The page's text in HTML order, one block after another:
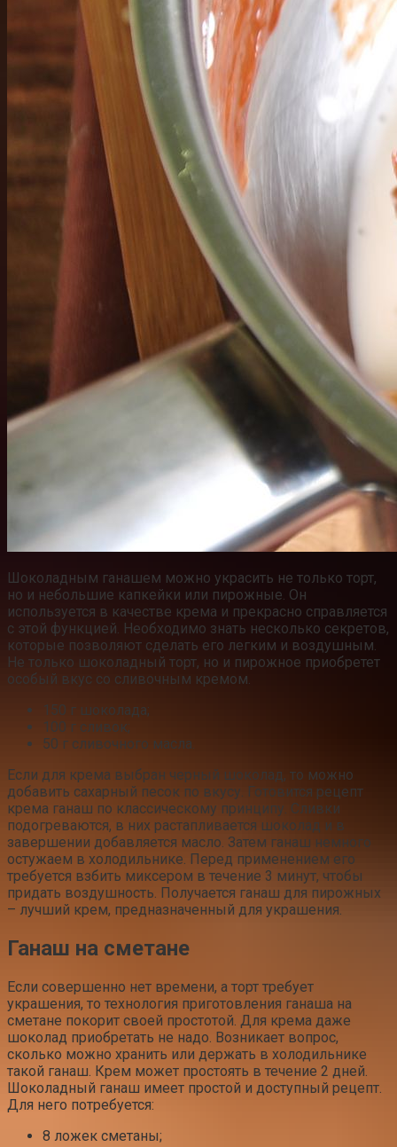
Шоколадным ганашем можно украсить не только торт,
но и небольшие капкейки или пирожные. Он
используется в качестве крема и прекрасно справляется
с этой функцией. Необходимо знать несколько секретов,
которые позволяют сделать его легким и воздушным.
Не только шоколадный торт, но и пирожное приобретет
особый вкус со сливочным кремом.
150 г шоколада;
100 г сливок;
50 г сливочного масла.
Если для крема выбран черный шоколад, то можно
добавить сахарный песок по вкусу. Готовится рецепт
крема ганаш по классическому принципу. Сливки
подогреваются, в них растапливается шоколад и в
завершении добавляется масло. Затем ганаш немного
остужаем в холодильнике. Перед применением его
требуется взбить миксером в течение 3 минут, чтобы
придать воздушность. Получается ганаш для пирожных
– лучший крем, предназначенный для украшения.
Ганаш на сметане
Если совершенно нет времени, а торт требует
украшения, то технология приготовления ганаша на
сметане покорит своей простотой. Для крема даже
шоколад приобретать не надо. Возникает вопрос,
сколько можно хранить или держать в холодильнике
такой ганаш. Крем может простоять в течение 2 дней.
Шоколадный ганаш имеет простой и доступный рецепт.
Для него потребуется:
8 ложек сметаны;